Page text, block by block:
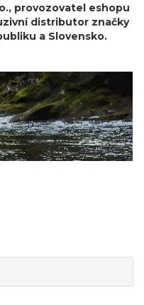
provozovatel eshopu
distributor značky
a Slovensko.